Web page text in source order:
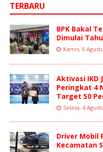
TERBARU
BPK Bakal
Dimulai
Kamis, 6
Aktivasi IKD
Peringkat 4
Target 50
Selasa, 4
Driver Mobil
Kecamatan